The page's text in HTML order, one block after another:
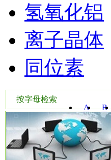
氢氧化铝
离子晶体
同位素
按字母检索
A
B
W